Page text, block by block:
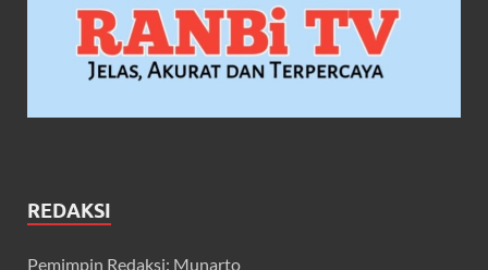
REDAKSI
Pemimpin Redaksi: Munarto